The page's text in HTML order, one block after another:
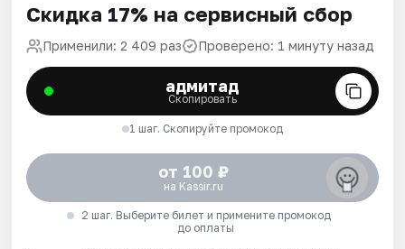
Скидка 17% на сервисный сбор
Применили: 2 409 раз Проверено: 1 минуту назад
адмитад
Скопировать
1 шаг. Скопируйте промокод
от 100 ₽
на Kassir.ru
2 шаг. Выберите билет и примените промокод
до оплаты